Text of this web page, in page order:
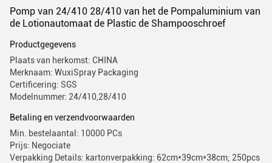
Pomp van 24/410 28/410 van het de Pompaluminium van
de Lotionautomaat de Plastic de Shampooschroef
Productgegevens
Plaats van herkomst: CHINA
Merknaam: WuxiSpray Packaging
Certificering: SGS
Modelnummer: 24/410,28/410
Betaling en verzendvoorwaarden
Min. bestelaantal: 10000 PCs
Prijs: Negociate
Verpakking Details: kartonverpakking: 62cm*39cm*38cm; 250pcs